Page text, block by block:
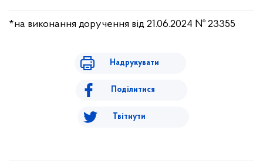
*на виконання доручення від 21.06.2024 № 23355
Надрукувати
Поділитися
Твітнути